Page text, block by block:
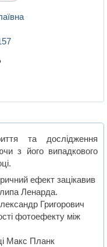
та дослідження
з його випадкового
ефект зацікавив
Ленарда.
Григорович
фотоефекту між
Макс Планк